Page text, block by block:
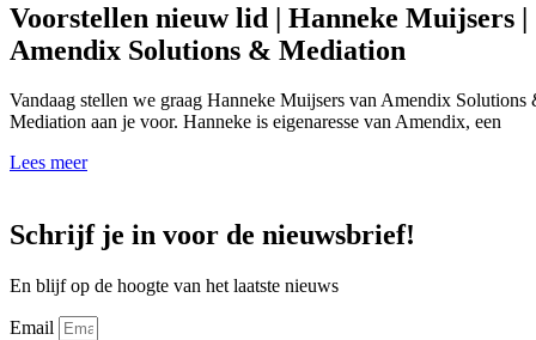
Voorstellen nieuw lid | Hanneke Muijsers |
Amendix Solutions & Mediation
Vandaag stellen we graag Hanneke Muijsers van Amendix Solutions
Mediation aan je voor. Hanneke is eigenaresse van Amendix, een
Lees meer
Schrijf je in voor de nieuwsbrief!
En blijf op de hoogte van het laatste nieuws
Email